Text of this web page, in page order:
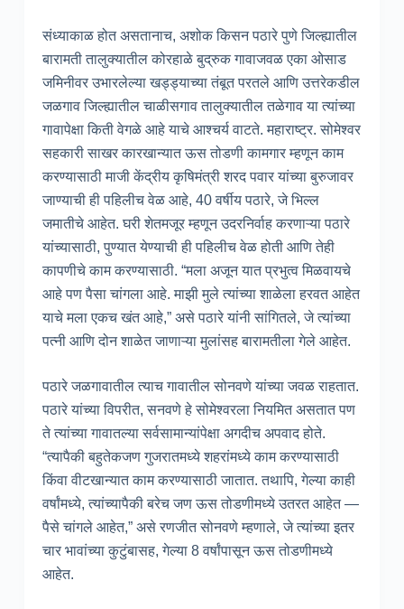
संध्याकाळ होत असतानाच, अशोक किसन पठारे पुणे जिल्ह्यातील
बारामती तालुक्यातील कोरहाळे बुद्रुक गावाजवळ एका ओसाड
जमिनीवर उभारलेल्या खड्ड्याच्या तंबूत परतले आणि उत्तरेकडील
जळगाव जिल्ह्यातील चाळीसगाव तालुक्यातील तळेगाव या त्यांच्या
गावापेक्षा किती वेगळे आहे याचे आश्चर्य वाटते. महाराष्ट्र. सोमेश्वर
सहकारी साखर कारखान्यात ऊस तोडणी कामगार म्हणून काम
करण्यासाठी माजी केंद्रीय कृषिमंत्री शरद पवार यांच्या बुरुजावर
जाण्याची ही पहिलीच वेळ आहे, 40 वर्षीय पठारे, जे भिल्ल
जमातीचे आहेत. घरी शेतमजूर म्हणून उदरनिर्वाह करणाऱ्या पठारे
यांच्यासाठी, पुण्यात येण्याची ही पहिलीच वेळ होती आणि तेही
कापणीचे काम करण्यासाठी. “मला अजून यात प्रभुत्व मिळवायचे
आहे पण पैसा चांगला आहे. माझी मुले त्यांच्या शाळेला हरवत आहेत
याचे मला एकच खंत आहे,” असे पठारे यांनी सांगितले, जे त्यांच्या
पत्नी आणि दोन शाळेत जाणाऱ्या मुलांसह बारामतीला गेले आहेत.
पठारे जळगावातील त्याच गावातील सोनवणे यांच्या जवळ राहतात.
पठारे यांच्या विपरीत, सनवणे हे सोमेश्वरला नियमित असतात पण
ते त्यांच्या गावातल्या सर्वसामान्यांपेक्षा अगदीच अपवाद होते.
“त्यापैकी बहुतेकजण गुजरातमध्ये शहरांमध्ये काम करण्यासाठी
किंवा वीटखान्यात काम करण्यासाठी जातात. तथापि, गेल्या काही
वर्षांमध्ये, त्यांच्यापैकी बरेच जण ऊस तोडणीमध्ये उतरत आहेत —
पैसे चांगले आहेत,” असे रणजीत सोनवणे म्हणाले, जे त्यांच्या इतर
चार भावांच्या कुटुंबासह, गेल्या 8 वर्षांपासून ऊस तोडणीमध्ये
आहेत.